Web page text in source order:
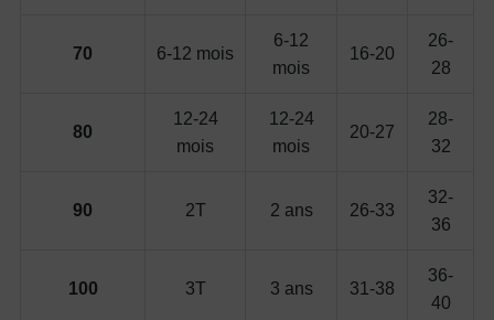
70 6-12 mois
6-12
mois
16-20
26-
28
80
12-24
mois
12-24
mois
20-27
28-
32
90 2T 2 ans 26-33
32-
36
100 3T 3 ans 31-38
36-
40